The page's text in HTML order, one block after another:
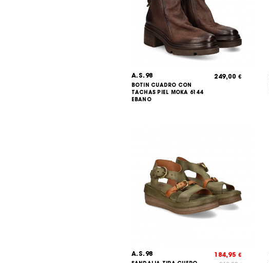
A.S.98
BOTIN CUADRO CON
TACHAS PIEL MOKA 6144
EBANO
249,00 €
A.S.98 184,95 €